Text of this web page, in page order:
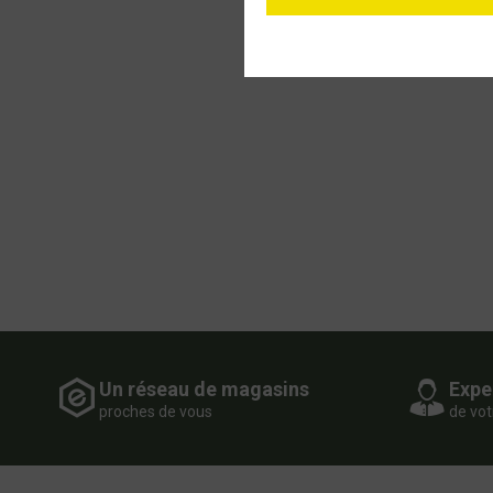
Un réseau de magasins
proches de vous de